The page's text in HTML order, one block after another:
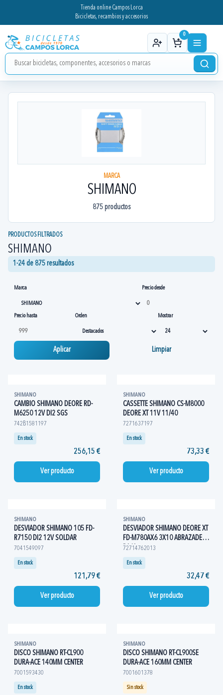
Tienda online Campos Lorca
Bicicletas, recambios y accesorios
0
MARCA
SHIMANO
875 productos
PRODUCTOS FILTRADOS
SHIMANO
1-24 de 875 resultados
Marca Precio desde
Precio hasta Orden Mostrar
Aplicar Limpiar
SHIMANO
CAMBIO SHIMANO DEORE RD-
M6250 12V DI2 SGS
742B1581197
En stock
256,15 €
Ver producto
SHIMANO
CASSETTE SHIMANO CS-M8000
DEORE XT 11V 11/40
7271637197
En stock
73,33 €
Ver producto
SHIMANO
DESVIADOR SHIMANO 105 FD-
R7150 DI2 12V SOLDAR
7041549097
En stock
121,79 €
Ver producto
SHIMANO
DESVIADOR SHIMANO DEORE XT
FD-M780AX6 3X10 ABRAZADERA
BAJA
72714762013
En stock
32,47 €
Ver producto
SHIMANO
DISCO SHIMANO RT-CL900
DURA-ACE 140MM CENTER
7001593430
En stock
SHIMANO
DISCO SHIMANO RT-CL900SE
DURA-ACE 160MM CENTER
7001601378
Sin stock